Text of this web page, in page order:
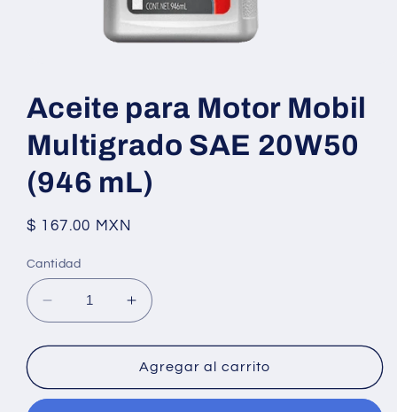
multimedia
1
en
una
ventana
Aceite para Motor Mobil
Multigrado SAE 20W50
(946 mL)
Precio
$ 167.00 MXN
Cantidad
Reducir
cantidad
para
para
Aumentar
cantidad
para
Aceite
para
Agregar al carrito